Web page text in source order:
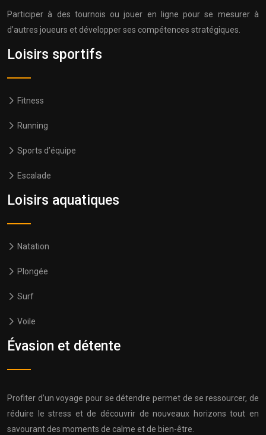
Participer à des tournois ou jouer en ligne pour se mesurer à
d’autres joueurs et développer ses compétences stratégiques.
Loisirs sportifs
Fitness
Running
Sports d’équipe
Escalade
Loisirs aquatiques
Natation
Plongée
Surf
Voile
Évasion et détente
Profiter d’un voyage pour se détendre permet de se ressourcer, de
réduire le stress et de découvrir de nouveaux horizons tout en
savourant des moments de calme et de bien-être.